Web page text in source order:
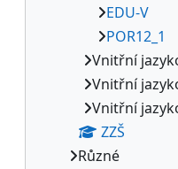
EDU-V
POR12_1
Vnitřní
Vnitřní
Vnitřní
ZZŠ
Různé